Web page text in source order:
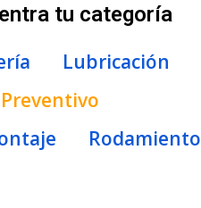
tu categoría
Lubricación
Rodamiento